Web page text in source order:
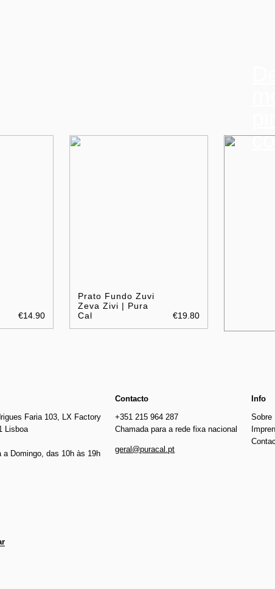
€14.90
Prato Fundo Zuvi
Zeva Zivi | Pura
Cal
€19.80
Faria 103, LX Factory
Lisboa
a Domingo, das 10h às 19h
Contacto
+351 215 964 287
Chamada para a rede fixa nacional
geral@puracal.pt
Info
Sobre